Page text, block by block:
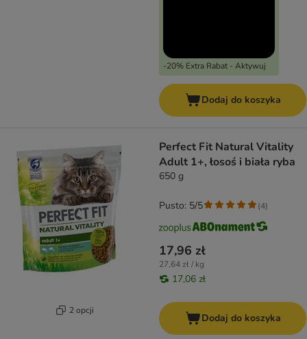
-20% Extra Rabat - Aktywuj
Dodaj do koszyka
2 opcji
Perfect Fit Natural Vitality
Adult 1+, łosoś i biała ryba
650 g
17,96 zł
27,64 zł / kg
17,06 zł
Pusto: 5/5 (4)
Dodaj do koszyka